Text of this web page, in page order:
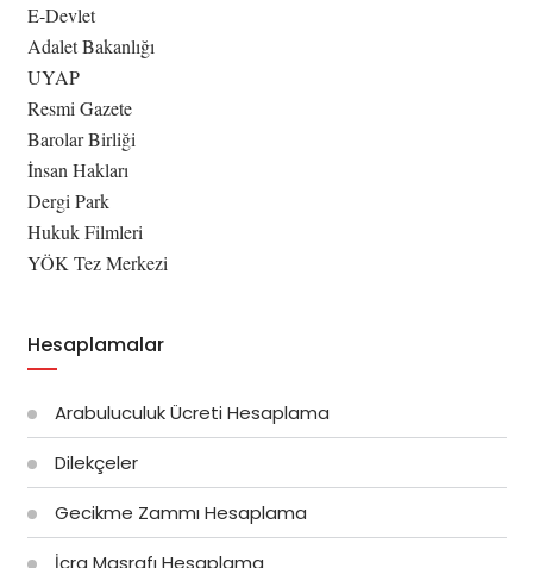
E-Devlet
Adalet Bakanlığı
UYAP
Resmi Gazete
Barolar Birliği
İnsan Hakları
Dergi Park
Hukuk Filmleri
YÖK Tez Merkezi
Hesaplamalar
Arabuluculuk Ücreti Hesaplama
Dilekçeler
Gecikme Zammı Hesaplama
İcra Masrafı Hesaplama